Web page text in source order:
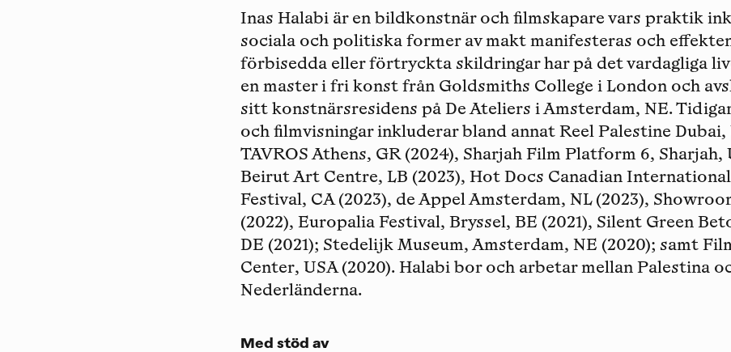
Inas Halabi är en bildkonstnär och filmskapare vars praktik
sociala och politiska former av makt manifesteras och
förbisedda eller förtryckta skildringar har på det vardagliga
en master i fri konst från Goldsmiths College i London och
sitt konstnärsresidens på De Ateliers i Amsterdam, NE.
och filmvisningar inkluderar bland annat Reel Palestine Dubai,
TAVROS Athens, GR (2024), Sharjah Film Platform 6, Sharjah,
Beirut Art Centre, LB (2023), Hot Docs Canadian
Festival, CA (2023), de Appel Amsterdam, NL (2023),
(2022), Europalia Festival, Bryssel, BE (2021), Silent Green
DE (2021); Stedelijk Museum, Amsterdam, NE (2020); samt
Center, USA (2020). Halabi bor och arbetar mellan Palestina
Nederländerna.
Med stöd av